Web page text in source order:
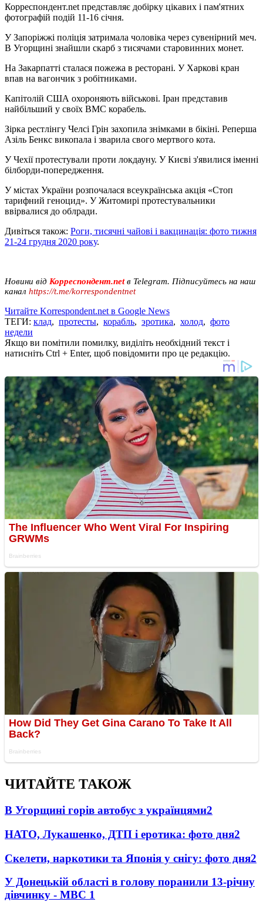
Корреспондент.net представляє добірку цікавих і пам'ятних
фотографій подій 11-16 січня.
У Запоріжжі поліція затримала чоловіка через сувенірний меч.
В Угорщині знайшли скарб з тисячами старовинних монет.
На Закарпатті сталася пожежа в ресторані. У Харкові кран
впав на вагончик з робітниками.
Капітолій США охороняють військові. Іран представив
найбільший у своїх ВМС корабель.
Зірка рестлінгу Челсі Грін захопила знімками в бікіні. Реперша
Азіль Бенкс викопала і зварила свого мертвого кота.
У Чехії протестували проти локдауну. У Києві з'явилися іменні
білборди-попередження.
У містах України розпочалася всеукраїнська акція «Стоп
тарифний геноцид». У Житомирі протестувальники
ввірвалися до облради.
Дивіться також: Роги, тисячні чайові і вакцинація: фото тижня
21-24 грудня 2020 року.
Новини від Корреспондент.netв Telegram. Підписуйтесь на наш
канал https://t.me/korrespondentnet
Читайте Korrespondent.net в Google News
ТЕГИ: клад, протесты, корабль, эротика, холод, фото
недели
Якщо ви помітили помилку, виділіть необхідний текст і
натисніть Ctrl + Enter, щоб повідомити про це редакцію.
ЧИТАЙТЕ ТАКОЖ
В Угорщині горів автобус з українцями2
НАТО, Лукашенко, ДТП і еротика: фото дня2
Скелети, наркотики та Японія у снігу: фото дня2
У Донецькій області в голову поранили 13-річну
дівчинку - МВС 1